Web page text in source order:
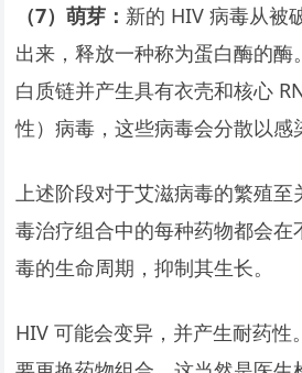
（7）萌芽： 新的 HIV 病毒从被
出来，释放一种称为蛋白酶的酶
白质链并产生具有衣壳和核心
性）病毒，这些病毒会分散以感
上述阶段对于艾滋病毒的繁殖
毒治疗组合中的每种药物都会在
毒的生命周期，抑制其生长。
HIV 可能会变异，并产生耐药性